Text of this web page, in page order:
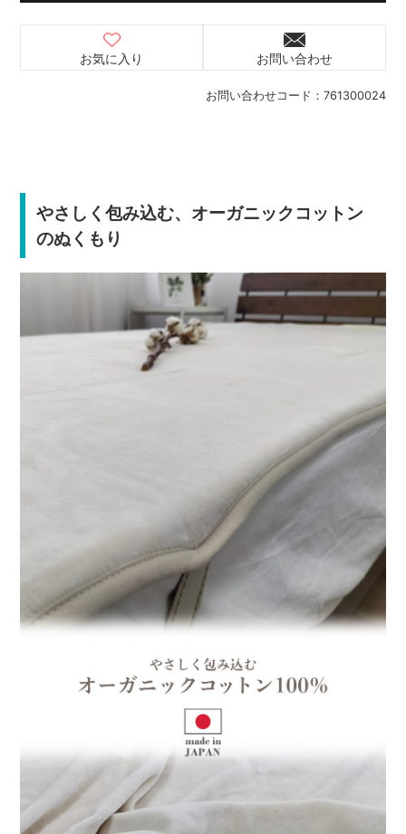
お問い合わせコード： 761300024
お気に入り お問い合わせ
やさしく包み込む、オーガニックコットン
のぬくもり